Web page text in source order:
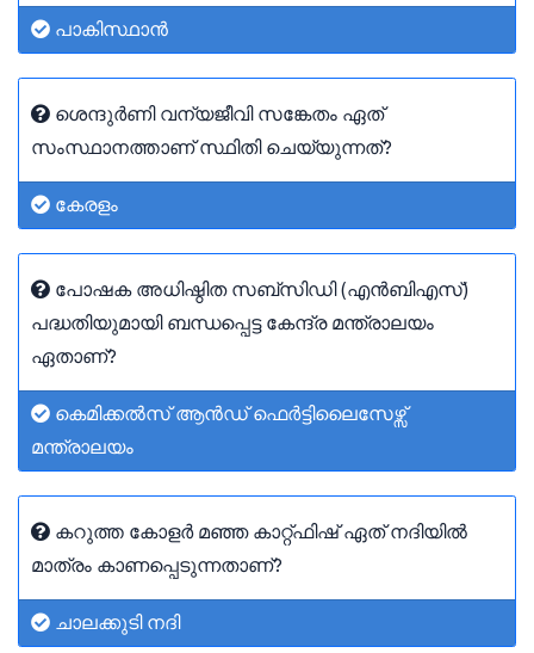
പാകിസ്ഥാൻ
ശെന്ദുർണി വന്യജീവി സങ്കേതം ഏത്
സംസ്ഥാനത്താണ് സ്ഥിതി ചെയ്യുന്നത്?
കേരളം
പോഷക അധിഷ്ഠിത സബ്‌സിഡി (എൻ‌ബി‌എസ്)
പദ്ധതിയുമായി ബന്ധപ്പെട്ട കേന്ദ്ര മന്ത്രാലയം
ഏതാണ്?
കെമിക്കൽസ് ആൻഡ് ഫെർട്ടിലൈസേഴ്സ്
മന്ത്രാലയം
കറുത്ത കോളർ മഞ്ഞ കാറ്റ്ഫിഷ് ഏത് നദിയിൽ
മാത്രം കാണപ്പെടുന്നതാണ്?
ചാലക്കുടി നദി